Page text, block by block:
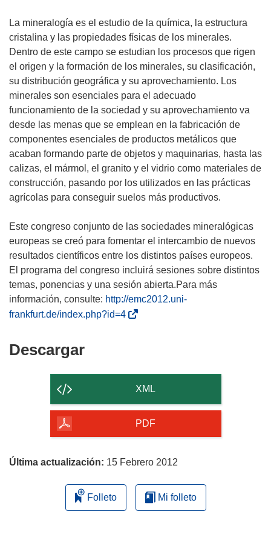
La mineralogía es el estudio de la química, la estructura
cristalina y las propiedades físicas de los minerales.
Dentro de este campo se estudian los procesos que rigen
el origen y la formación de los minerales, su clasificación,
su distribución geográfica y su aprovechamiento. Los
minerales son esenciales para el adecuado
funcionamiento de la sociedad y su aprovechamiento va
desde las menas que se emplean en la fabricación de
componentes esenciales de productos metálicos que
acaban formando parte de objetos y maquinarias, hasta las
calizas, el mármol, el granito y el vidrio como materiales de
construcción, pasando por los utilizados en las prácticas
agrícolas para conseguir suelos más productivos.
Este congreso conjunto de las sociedades mineralógicas
europeas se creó para fomentar el intercambio de nuevos
resultados científicos entre los distintos países europeos.
El programa del congreso incluirá sesiones sobre distintos
temas, ponencias y una sesión abierta.Para más
información, consulte: http://emc2012.uni-
frankfurt.de/index.php?id=4(
n
n
DescargarDescargar
contenido
de
página
XML
PDF
Última actualización: 15 Febrero 2012
Folleto Mi folleto